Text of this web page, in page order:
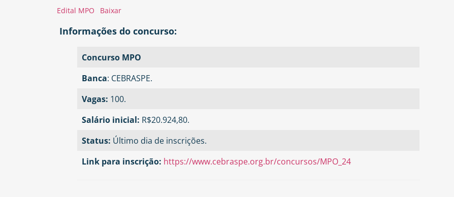
Edital MPO Baixar
Informações do concurso:
Concurso MPO
Banca: CEBRASPE.
Vagas: 100.
Salário inicial: R$20.924,80.
Status: Último dia de inscrições.
Link para inscrição: https://www.cebraspe.org.br/concursos/MPO_24